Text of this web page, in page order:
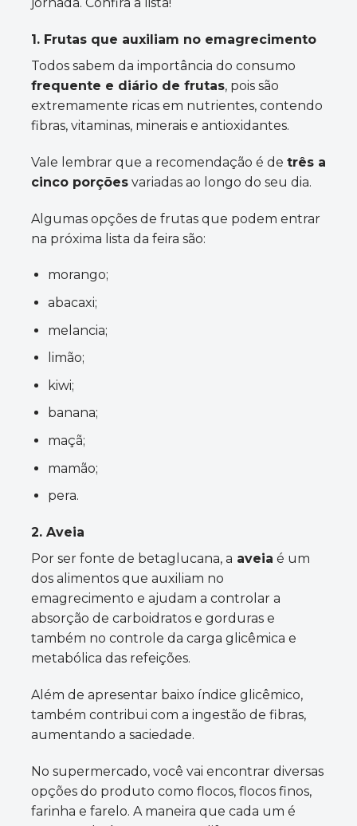
1. Frutas que auxiliam no emagrecimento
Todos sabem da importância do consumo
frequente e diário de frutas, pois são
extremamente ricas em nutrientes, contendo
fibras, vitaminas, minerais e antioxidantes.
Vale lembrar que a recomendação é de três a
cinco porções variadas ao longo do seu dia.
Algumas opções de frutas que podem entrar
na próxima lista da feira são:
morango;
abacaxi;
melancia;
limão;
kiwi;
banana;
maçã;
mamão;
pera.
2. Aveia
Por ser fonte de betaglucana, a aveia é um
dos alimentos que auxiliam no
emagrecimento e ajudam a controlar a
absorção de carboidratos e gorduras e
também no controle da carga glicêmica e
metabólica das refeições.
Além de apresentar baixo índice glicêmico,
também contribui com a ingestão de fibras,
aumentando a saciedade.
No supermercado, você vai encontrar diversas
opções do produto como flocos, flocos finos,
farinha e farelo. A maneira que cada um é